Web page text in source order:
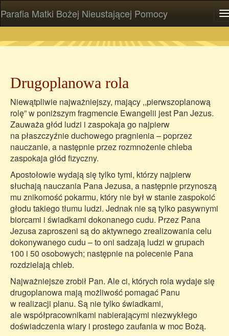
Parafia Matki Bożej Nieustającej Pomocy
Drugoplanowa rola
Niewątpliwie najważniejszy, mający ,,pierwszoplanową
rolę” w poniższym fragmencie Ewangelii jest Pan Jezus.
Zauważa głód ludzi i zaspokaja go najpierw
na płaszczyźnie duchowego pragnienia – poprzez
nauczanie, a następnie przez rozmnożenie chleba
zaspokaja głód fizyczny.
Apostołowie wydają się tylko tymi, którzy najpierw
słuchają nauczania Pana Jezusa, a następnie przynoszą
mu znikomość pokarmu, który nie był w stanie zaspokoić
głodu takiego tłumu ludzi. Jednak nie są tylko pasywnymi
biorcami i świadkami dokonanego cudu. Przez Pana
Jezusa zaproszeni są do aktywnego zrealizowania celu
dokonywanego cudu – to oni sadzają ludzi w grupach
100 i 50 osobowych; następnie na polecenie Pana
rozdzielają chleb.
Najważniejsze zrobił Pan. Ale ci, których rola wydaje się
drugoplanowa mają możliwość pomagać Panu
w realizacji planu. Są nie tylko świadkami,
ale współpracownikami nabierającymi niezwykłego
doświadczenia wiary i prostego zaufania w moc Bożą.